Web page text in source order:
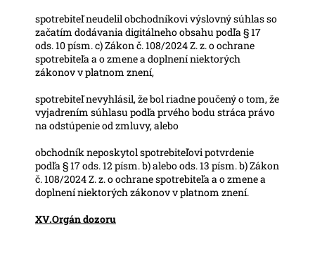
spotrebiteľ neudelil obchodníkovi výslovný súhlas so
začatím dodávania digitálneho obsahu podľa § 17
ods. 10 písm. c) Zákon č. 108/2024 Z. z. o ochrane
spotrebiteľa a o zmene a doplnení niektorých
zákonov v platnom znení,
spotrebiteľ nevyhlásil, že bol riadne poučený o tom, že
vyjadrením súhlasu podľa prvého bodu stráca právo
na odstúpenie od zmluvy, alebo
obchodník neposkytol spotrebiteľovi potvrdenie
podľa § 17 ods. 12 písm. b) alebo ods. 13 písm. b) Zákon
č. 108/2024 Z. z. o ochrane spotrebiteľa a o zmene a
doplnení niektorých zákonov v platnom znení.
XV.Orgán dozoru